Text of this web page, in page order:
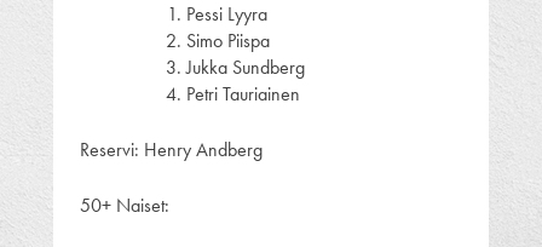
Pessi Lyyra
Simo Piispa
Jukka Sundberg
Petri Tauriainen
Reservi: Henry Andberg
50+ Naiset: